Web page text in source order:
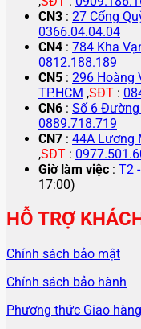
CN3 : 27 Cống
0366.04.04.04
CN4 : 784 Kha
0812.188.189
CN5 : 296 Hoàng
TP.HCM ,SĐT :
CN6 : Số 6 Đường
0889.718.719
CN7 : 44A Lương
,SĐT :
Giờ làm việc : T2
17:00)
HỖ TRỢ
Chính sách bảo mật
Chính sách bảo hành
Phương thức Giao